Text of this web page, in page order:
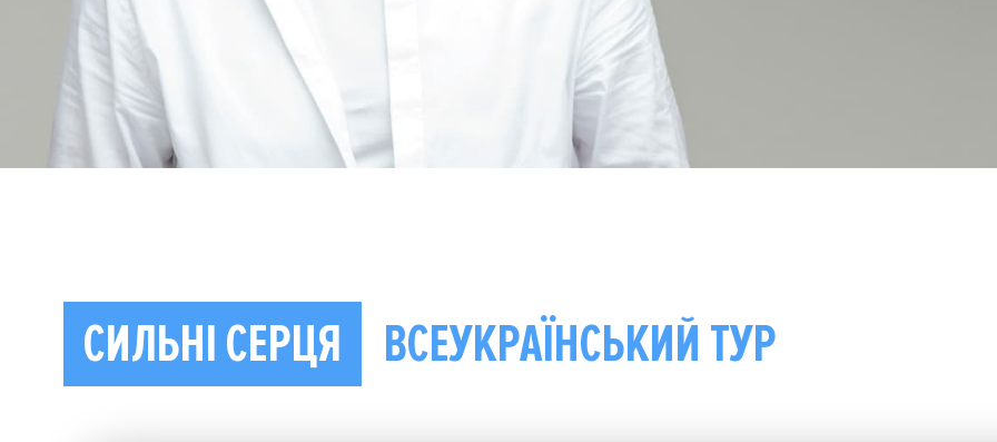
СИЛЬНІ СЕРЦЯ ВСЕУКРАЇНСЬКИЙ ТУР